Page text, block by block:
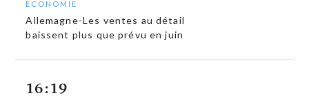
ECONOMIE
Allemagne-Les ventes au détail
baissent plus que prévu en juin
16:19